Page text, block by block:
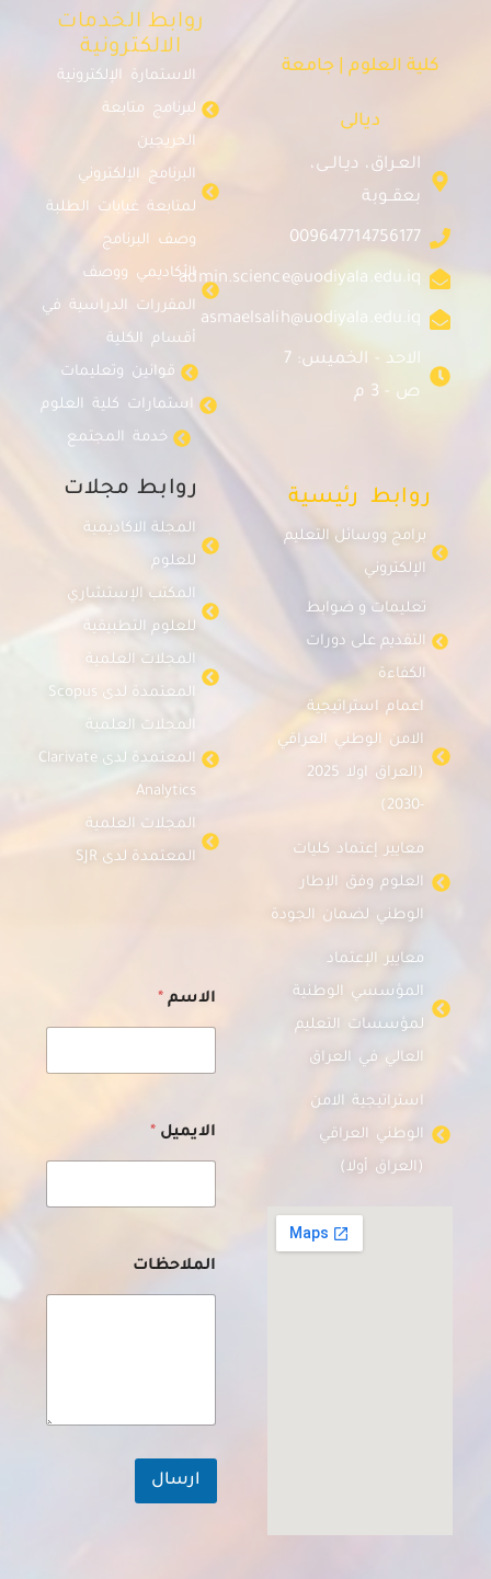
كلية العلوم | جامعة
ديالى
العـراق، ديـالــى،
بعقــوبة
009647714756177
admin.science@uodiyala.edu.iq
asmaelsalih@uodiyala.edu.iq
الاحد - الخميس: 7
ص - 3 م
روابط رئيسية
برامج ووسائل التعليم
الإلكتروني
تعليمات و ضوابط
التقديم على دورات
الكفاءة
اعمام استراتيجية
الامن الوطني العراقي
(العراق اولا 2025
-2030)
معايير إعتماد كليات
العلوم وفق الإطار
الوطني لضمان الجودة
معايير الإعتماد
المؤسسي الوطنية
لمؤسسات التعليم
العالي في العراق
استراتيجية الامن
الوطني العراقي
(العراق أولا)
روابط الخدمات
الالكترونية
الاستمارة الإلكترونية
لبرنامج متابعة
الخريجين
البرنامج الإلكتروني
لمتابعة غيابات الطلبة
وصف البرنامج
الأكاديمي ووصف
المقررات الدراسية في
أقسام الكلية
قوانين وتعليمات
استمارات كلية العلوم
خدمة المجتمع
روابط مجلات
المجلة الاكاديمية
للعلوم
المكتب الإستشاري
للعلوم التطبيقية
المجلات العلمية
المعتمدة لدى Scopus
المجلات العلمية
المعتمدة لدى Clarivate
Analytics
المجلات العلمية
المعتمدة لدى SJR
الاسم *
ل
ا
م
ل
الايميل *
الملاحظات
ارسال